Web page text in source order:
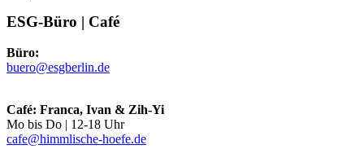
ESG-Büro | Café
Büro:
buero@esgberlin.de
Café: Franca, Ivan & Zih-Yi
Mo bis Do | 12-18 Uhr
cafe@himmlische-hoefe.de